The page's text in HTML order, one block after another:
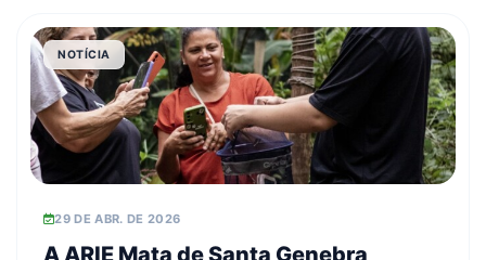
NOTÍCIA
29 DE ABR. DE 2026
A ARIE Mata de Santa Genebra